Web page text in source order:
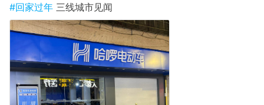
#回家过年 三线城市见闻